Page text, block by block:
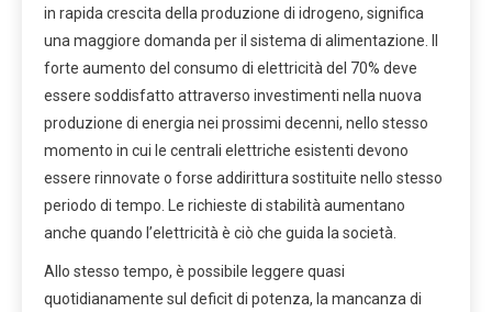
in rapida crescita della produzione di idrogeno, significa
una maggiore domanda per il sistema di alimentazione. Il
forte aumento del consumo di elettricità del 70% deve
essere soddisfatto attraverso investimenti nella nuova
produzione di energia nei prossimi decenni, nello stesso
momento in cui le centrali elettriche esistenti devono
essere rinnovate o forse addirittura sostituite nello stesso
periodo di tempo. Le richieste di stabilità aumentano
anche quando l’elettricità è ciò che guida la società.
Allo stesso tempo, è possibile leggere quasi
quotidianamente sul deficit di potenza, la mancanza di